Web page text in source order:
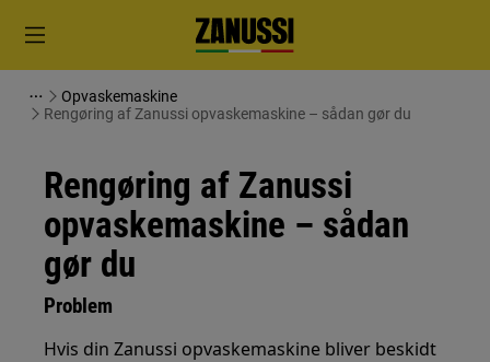
Opvaskemaskine
Rengøring af Zanussi opvaskemaskine – sådan gør du
Rengøring af Zanussi
opvaskemaskine – sådan
gør du
Problem
Hvis din Zanussi opvaskemaskine bliver beskidt